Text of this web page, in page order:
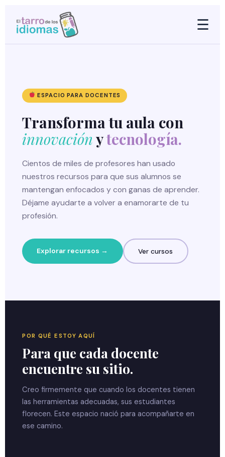
☰
ESPACIO PARA DOCENTES
Transforma tu aula con
innovaciónytecnología.
Cientos de miles de profesores han usado
nuestros recursos para que sus alumnos se
mantengan enfocados y con ganas de aprender.
Déjame ayudarte a volver a enamorarte de tu
profesión.
Explorar recursos → Ver cursos
POR QUÉ ESTOY AQUÍ
Para que cada docente
encuentre su sitio.
Creo firmemente que cuando los docentes tienen
las herramientas adecuadas, sus estudiantes
florecen. Este espacio nació para acompañarte en
ese camino.